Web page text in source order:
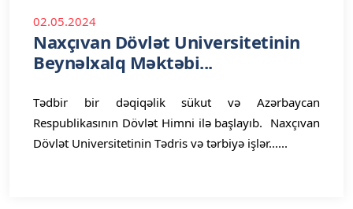
02.05.2024
Naxçıvan Dövlət Universitetinin
Beynəlxalq Məktəbi...
Tədbir bir dəqiqəlik sükut və Azərbaycan
Respublikasının Dövlət Himni ilə başlayıb. Naxçıvan
Dövlət Universitetinin Tədris və tərbiyə işlər......